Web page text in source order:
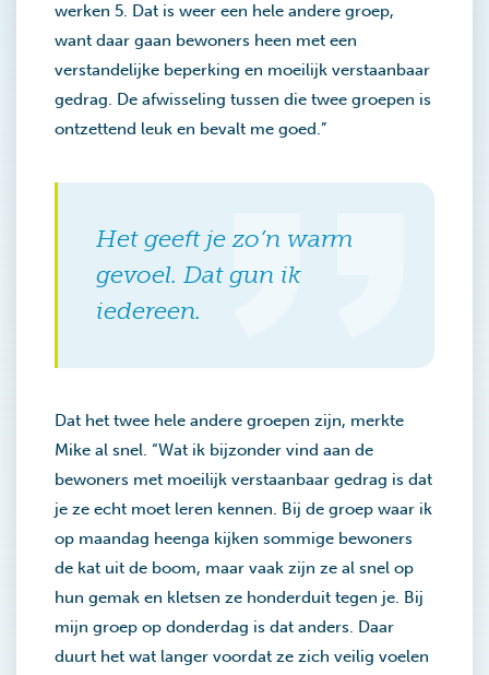
werken 5. Dat is weer een hele andere groep,
want daar gaan bewoners heen met een
verstandelijke beperking en moeilijk verstaanbaar
gedrag. De afwisseling tussen die twee groepen is
ontzettend leuk en bevalt me goed.”
Het geeft je zo’n warm
gevoel. Dat gun ik
iedereen.
Dat het twee hele andere groepen zijn, merkte
Mike al snel. “Wat ik bijzonder vind aan de
bewoners met moeilijk verstaanbaar gedrag is dat
je ze echt moet leren kennen. Bij de groep waar ik
op maandag heenga kijken sommige bewoners
de kat uit de boom, maar vaak zijn ze al snel op
hun gemak en kletsen ze honderduit tegen je. Bij
mijn groep op donderdag is dat anders. Daar
duurt het wat langer voordat ze zich veilig voelen